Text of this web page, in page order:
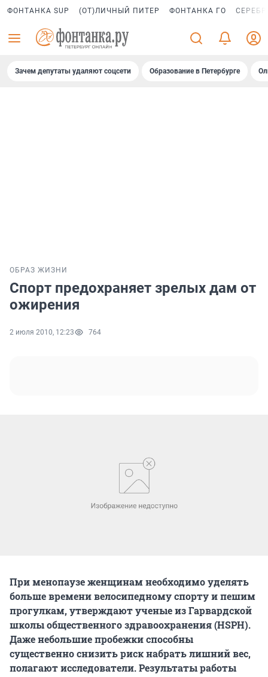
ФОНТАНКА SUP (ОТ)ЛИЧНЫЙ ПИТЕР ФОНТАНКА ГО
Зачем депутаты удаляют соцсети Образование в Петербурге
ОБРАЗ ЖИЗНИ
Спорт предохраняет зрелых дам от
ожирения
2 июля 2010, 12:23 764
При менопаузе женщинам необходимо уделять
больше времени велосипедному спорту и пешим
прогулкам, утверждают ученые из Гарвардской
школы общественного здравоохранения (HSPH).
Даже небольшие пробежки способны
существенно снизить риск набрать лишний вес,
полагают исследователи. Результаты работы